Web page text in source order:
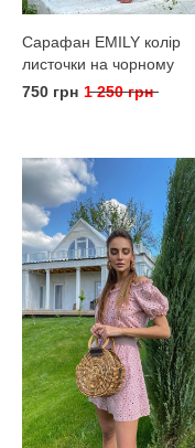
Сарафан EMILY колір
листочки на чорному
750 грн 1 250 грн